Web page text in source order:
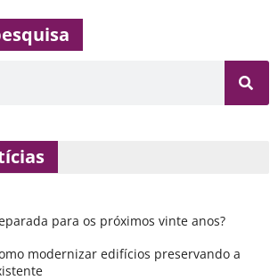
para os próximos vinte anos?
modernizar edifícios preservando a